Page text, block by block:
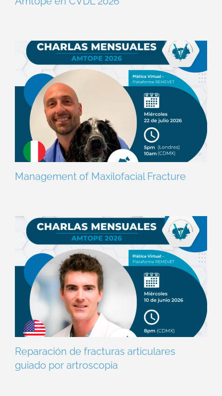
Management of Maxilofacial Fracture
Reparación de fracturas articulares
guiado por artroscopia